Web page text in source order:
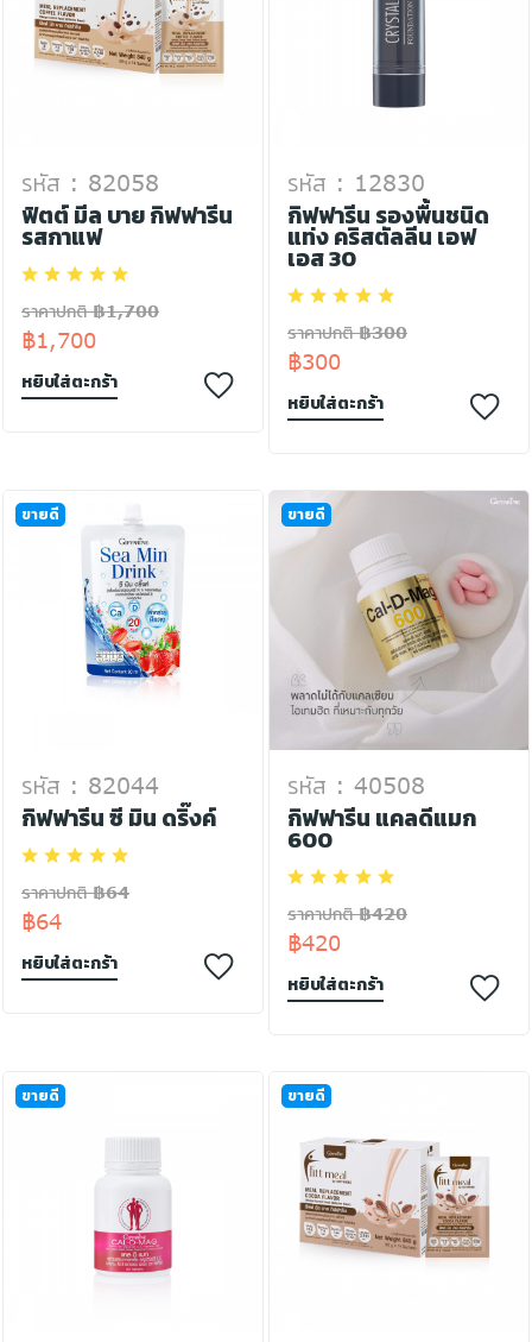
รหัส : 82058
ฟิตต์ มีล บาย กิฟฟารีน
รสกาแฟ
ราคาปกติ ฿1,700
฿1,700
หยิบใส่ตะกร้า
รหัส : 12830
กิฟฟารีน รองพื้นชนิด
แท่ง คริสตัลลีน เอฟ
เอส 30
ราคาปกติ ฿300
฿300
หยิบใส่ตะกร้า
ขายดี
รหัส : 82044
กิฟฟารีน ซี มิน ดริ๊งค์
ราคาปกติ ฿64
฿64
หยิบใส่ตะกร้า
ขายดี
รหัส : 40508
กิฟฟารีน แคลดีแมก
600
ราคาปกติ ฿420
฿420
หยิบใส่ตะกร้า
ขายดี ขายดี